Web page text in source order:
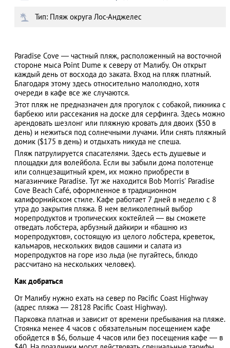
АЗАД
Тип: Пляж округа Лос-Анджелес
Paradise Cove ― частный пляж, расположенный на восточной
стороне мыса Point Dume к северу от Малибу. Он открыт
каждый день от восхода до заката. Вход на пляж платный.
Благодаря этому здесь относительно малолюдно, хотя
очереди в кафе все же случаются.
Этот пляж не предназначен для прогулок с собакой, пикника с
барбекю или рассекания на доске для серфинга. Здесь можно
арендовать шезлонг или пляжную кровать для двоих ($50 в
день) и нежиться под солнечными лучами. Или снять пляжный
домик ($175 в день) и отдыхать никуда не спеша.
Пляж патрулируется спасателями. Здесь есть душевые и
площадки для волейбола. Если вы забыли дома полотенце
или солнцезащитный крем, их можно приобрести в
магазинчике Paradise. Тут же находится Bob Morris' Paradise
Cove Beach Café, оформленное в традиционном
калифорнийском стиле. Кафе работает 7 дней в неделю с 8
утра до закрытия пляжа. В нем великолепный выбор
морепродуктов и тропических коктейлей ― вы сможете
отведать лобстера, арбузный дайкири и «башню из
морепродуктов», состоящую из целого лобстера, креветок,
кальмаров, нескольких видов сашими и салата из
морепродуктов на горе изо льда (не пугайтесь, блюдо
рассчитано на нескольких человек).
Как добраться
От Малибу нужно ехать на север по Pacific Coast Highway
(адрес пляжа ― 28128 Pacific Coast Highway).
Парковка платная и зависит от времени пребывания на пляже.
Стоянка менее 4 часов с обязательным посещением кафе
обойдется в $6, больше 4 часов или без посещения кафе ― в